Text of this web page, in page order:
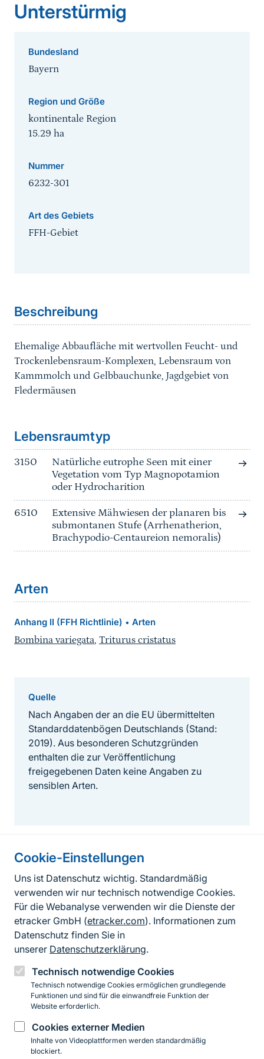
Cookie-Einstellungen
Uns ist Datenschutz wichtig. Standardmäßig
verwenden wir nur technisch notwendige Cookies.
Für die Webanalyse verwenden wir die Dienste der
etracker GmbH (etracker.com). Informationen zum
Datenschutz finden Sie in
unserer Datenschutzerklärung.
Technisch notwendige Cookies
Technisch notwendige Cookies ermöglichen grundlegende
Funktionen und sind für die einwandfreie Funktion der
Website erforderlich.
Cookies externer Medien
Inhalte von Videoplattformen werden standardmäßig
blockiert.
Unterstürmig
Bundesland
Bayern
Region und Größe
kontinentale Region
15.29 ha
Nummer
6232-301
Art des Gebiets
FFH-Gebiet
Beschreibung
Ehemalige Abbaufläche mit wertvollen Feucht- und
Trockenlebensraum-Komplexen, Lebensraum von
Kammmolch und Gelbbauchunke, Jagdgebiet von
Fledermäusen
Lebensraumtyp
3150
Natürliche eutrophe Seen mit einer
Vegetation vom Typ Magnopotamion
oder Hydrocharition
6510
Extensive Mähwiesen der planaren bis
submontanen Stufe (Arrhenatherion,
Brachypodio-Centaureion nemoralis)
Arten
Anhang II (FFH Richtlinie) • Arten
Bombina variegata, Triturus cristatus
Quelle
Nach Angaben der an die EU übermittelten
Standarddatenbögen Deutschlands (Stand:
2019). Aus besonderen Schutzgründen
enthalten die zur Veröffentlichung
freigegebenen Daten keine Angaben zu
sensiblen Arten.
Informationen zur Seite
FußzeileKontakt zum BfN
Kontaktformular
Erklärung zur Barrierefreiheit
Impressum
Datenschutz
InstagramFacebookYouTubeLinkedIn